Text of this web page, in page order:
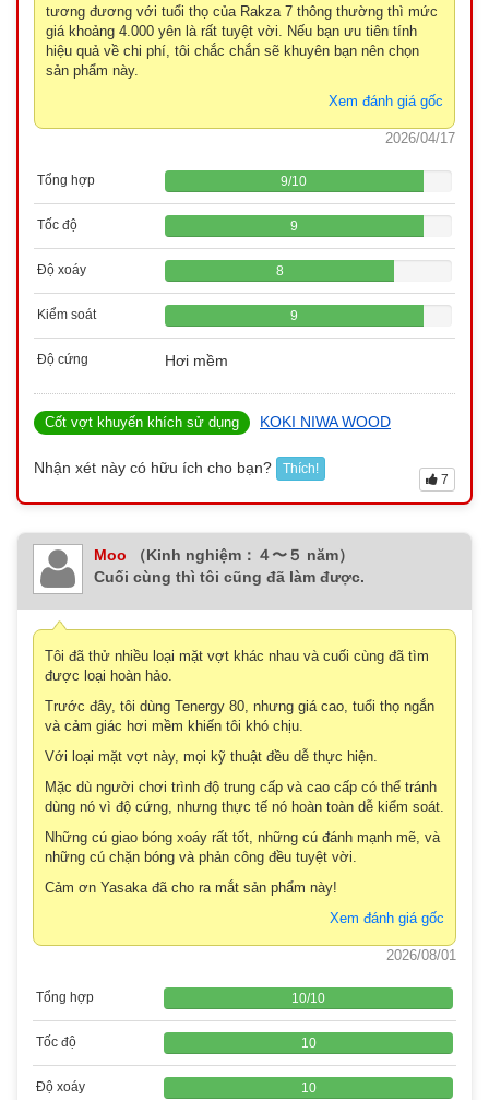
tương đương với tuổi thọ của Rakza 7 thông thường thì mức
giá khoảng 4.000 yên là rất tuyệt vời. Nếu bạn ưu tiên tính
hiệu quả về chi phí, tôi chắc chắn sẽ khuyên bạn nên chọn
sản phẩm này.
Xem đánh giá gốc
2026/04/17
Tổng hợp 9/10
Tốc độ 9
Độ xoáy 8
Kiểm soát 9
Độ cứng Hơi mềm
Cốt vợt khuyến khích sử dụng KOKI NIWA WOOD
Nhận xét này có hữu ích cho bạn? Thích!
7
Moo
（Kinh nghiệm：４〜５ năm）
Cuối cùng thì tôi cũng đã làm được.
Tôi đã thử nhiều loại mặt vợt khác nhau và cuối cùng đã tìm
được loại hoàn hảo.
Trước đây, tôi dùng Tenergy 80, nhưng giá cao, tuổi thọ ngắn
và cảm giác hơi mềm khiến tôi khó chịu.
Với loại mặt vợt này, mọi kỹ thuật đều dễ thực hiện.
Mặc dù người chơi trình độ trung cấp và cao cấp có thể tránh
dùng nó vì độ cứng, nhưng thực tế nó hoàn toàn dễ kiểm soát.
Những cú giao bóng xoáy rất tốt, những cú đánh mạnh mẽ, và
những cú chặn bóng và phản công đều tuyệt vời.
Cảm ơn Yasaka đã cho ra mắt sản phẩm này!
Xem đánh giá gốc
2026/08/01
Tổng hợp 10/10
Tốc độ 10
Độ xoáy 10